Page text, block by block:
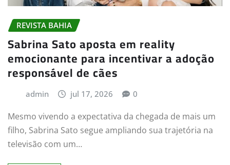
REVISTA BAHIA
Sabrina Sato aposta em reality
emocionante para incentivar a adoção
responsável de cães
admin jul 17, 2026 0
Mesmo vivendo a expectativa da chegada de mais um
filho, Sabrina Sato segue ampliando sua trajetória na
televisão com um…